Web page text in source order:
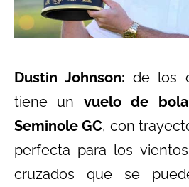
Dustin Johnson: de los
tiene un vuelo de bola
Seminole GC, con
perfecta para los
cruzados que se